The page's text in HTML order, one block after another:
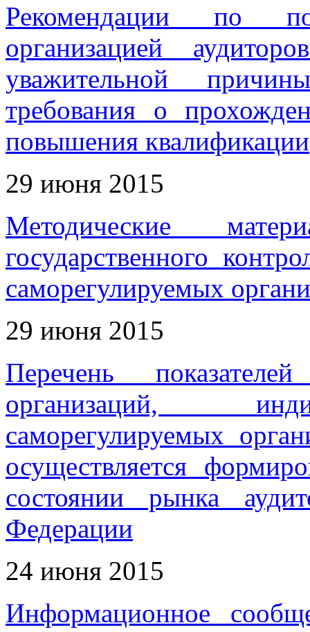
Рекомендации по
организацией
уважительной
требования о
повышения квалификации
29 июня 2015
Методические
государственного
саморегулируемых
29 июня 2015
Перечень
организаций,
саморегулируемых
осуществляется
состоянии рынка
Федерации
24 июня 2015
Информационное